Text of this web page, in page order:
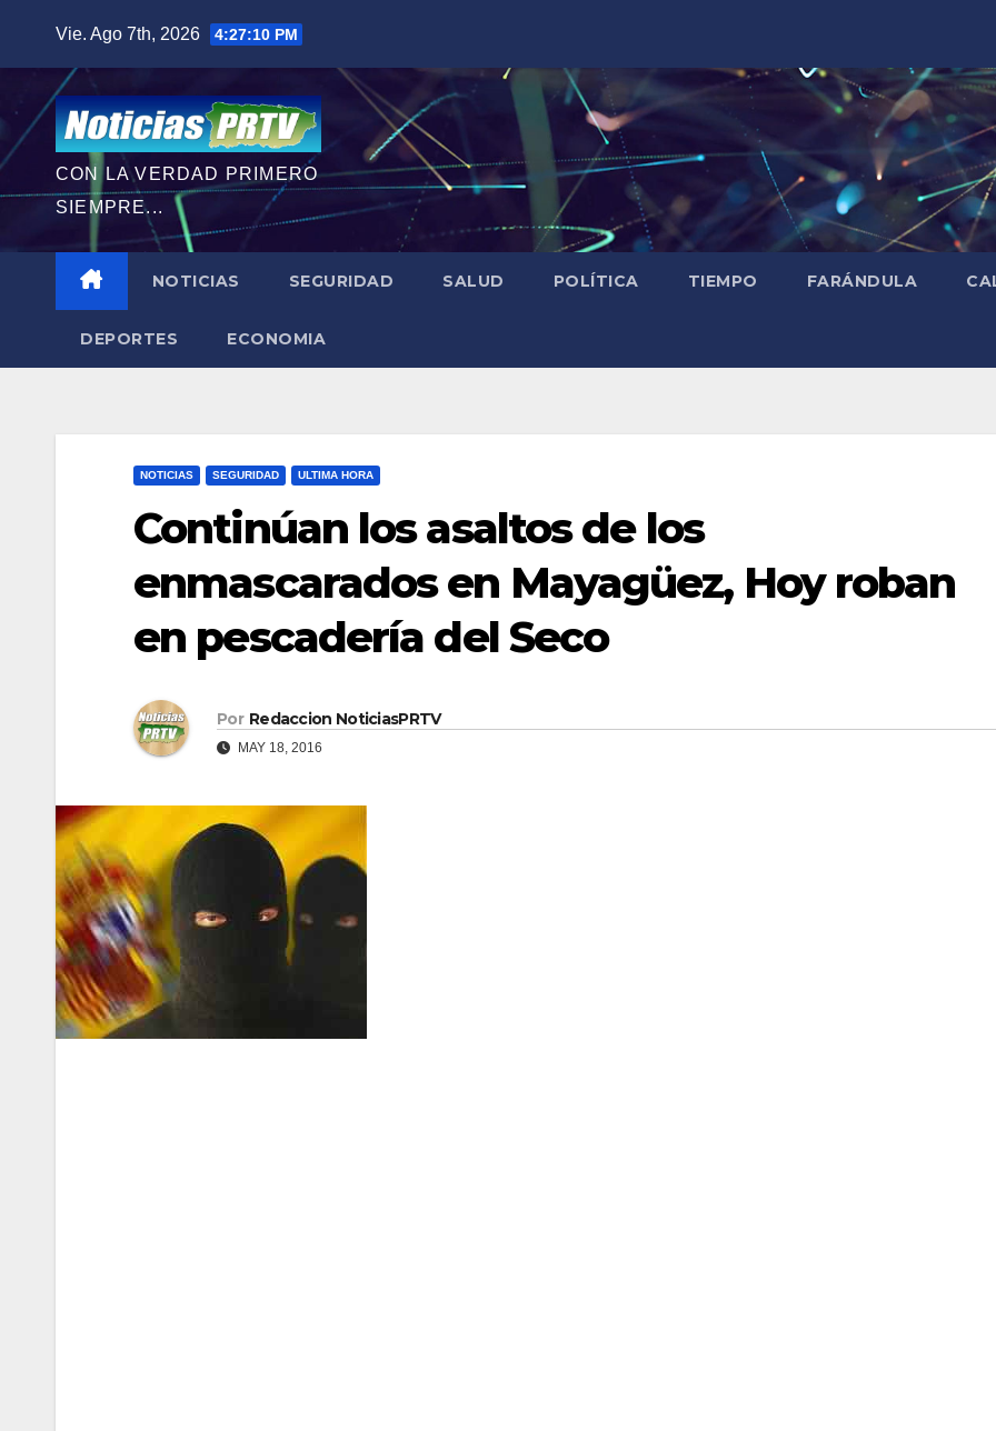
contenido
Vie. Ago 7th, 2026 4:27:11 PM
CON LA VERDAD PRIMERO
SIEMPRE...
NOTICIAS SEGURIDAD SALUD POLÍTICA TIEMPO FARÁNDULA
DEPORTES ECONOMIA
NOTICIAS SEGURIDAD ULTIMA HORA
Continúan los asaltos de los
enmascarados en Mayagüez, Hoy roban
en pescadería del Seco
Por Redaccion NoticiasPRTV
MAY 18, 2016